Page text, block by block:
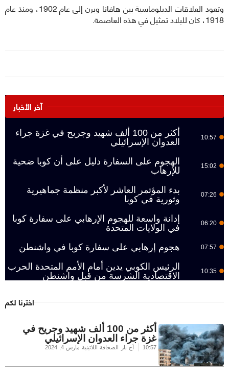
وتعود العلاقات الدبلوماسية بين هافانا وبرن إلى عام 1902، ومنذ عام
1918، كان للبلاد تمثيل في هذه العاصمة.
آخر الأخبار
10:57
أكثر من 100 ألف شهيد وجريح في غزة جراء
العدوان الإسرائيلي
15:02
الهجوم على السفارة دليل على أن كوبا ضحية
للإرهاب
07:26
بدء المؤتمر العاشر لأكبر منظمة جماهيرية
وثورية في كوبا
06:20
إدانة واسعة للهجوم الإرهابي على سفارة كوبا
في الولايات المتحدة
07:57 هجوم إرهابي على سفارة كوبا في واشنطن
10:35
الرئيس الكوبي يدين أمام الأمم المتحدة الحرب
الاقتصادية الشرسة من قبل واشنطن
اخترنا لكم
أكثر من 100 ألف شهيد وجريح في
غزة جراء العدوان الإسرائيلي
10:57 أخ بار الصحافة اللاتينية مارس 4, 2024